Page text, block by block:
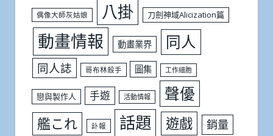
偶像大師灰姑娘 八掛 刀劍神域Alicization篇
動畫情報 動畫業界 同人
同人誌 哥布林殺手 圖集 工作細胞
戀與製作人 手遊 活動情報 聲優
艦これ 訃報 話題 遊戲 銷量